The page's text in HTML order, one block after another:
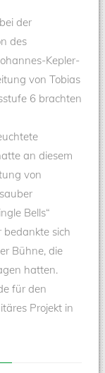
der
des
Kepler-
von Tobias
6 brachten
an diesem
von
Bells“
bedankte sich
Bühne, die
hatten.
für den
Projekt in